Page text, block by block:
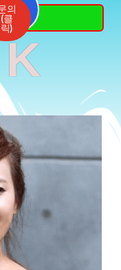
7337
의
(클
릭)